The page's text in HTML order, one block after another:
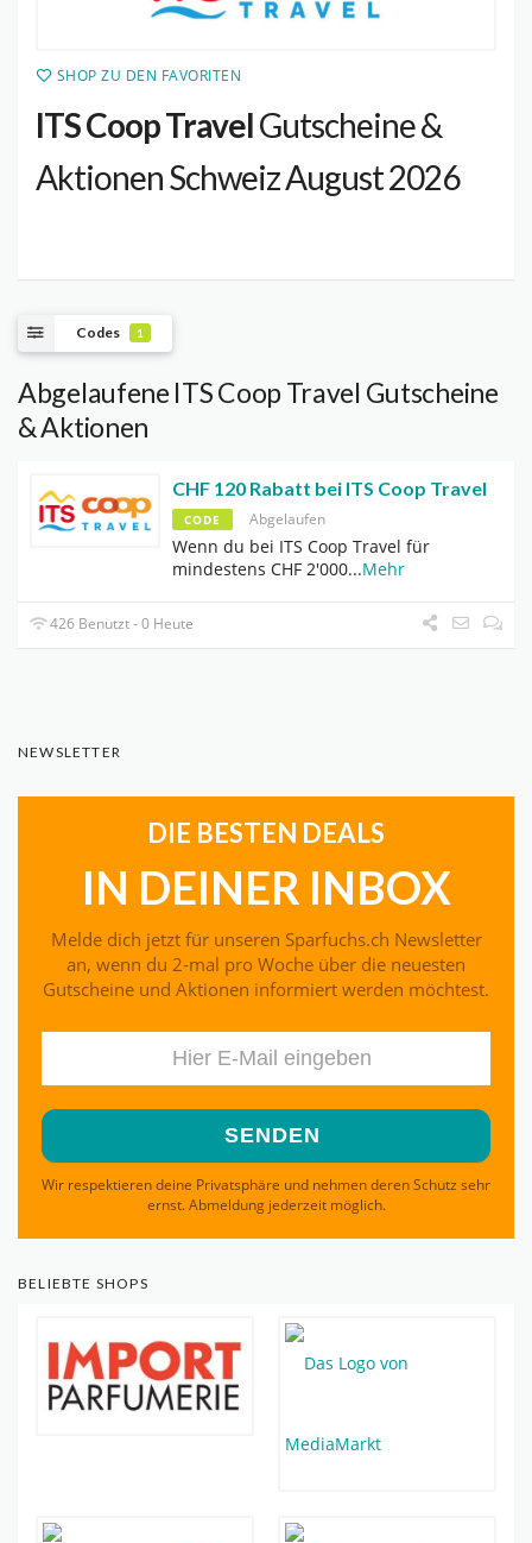
SHOP ZU DEN FAVORITEN
ITS Coop TravelGutscheine &
Aktionen Schweiz August 2026
Codes 1
Abgelaufene ITS Coop Travel Gutscheine
& Aktionen
CHF 120 Rabatt bei ITS Coop Travel
CODE Abgelaufen
Wenn du bei ITS Coop Travel für
mindestens CHF 2'000...Mehr
426 Benutzt - 0 Heute
NEWSLETTER
DIE BESTEN DEALS
IN DEINER INBOX
Melde dich jetzt für unseren Sparfuchs.ch Newsletter
an, wenn du 2-mal pro Woche über die neuesten
Gutscheine und Aktionen informiert werden möchtest.
Wir respektieren deine Privatsphäre und nehmen deren Schutz sehr
ernst. Abmeldung jederzeit möglich.
BELIEBTE SHOPS